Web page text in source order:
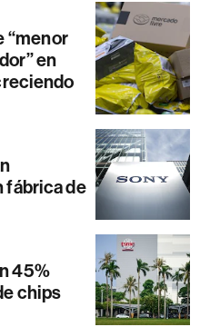
“menor
en
fábrica de
45%
chips